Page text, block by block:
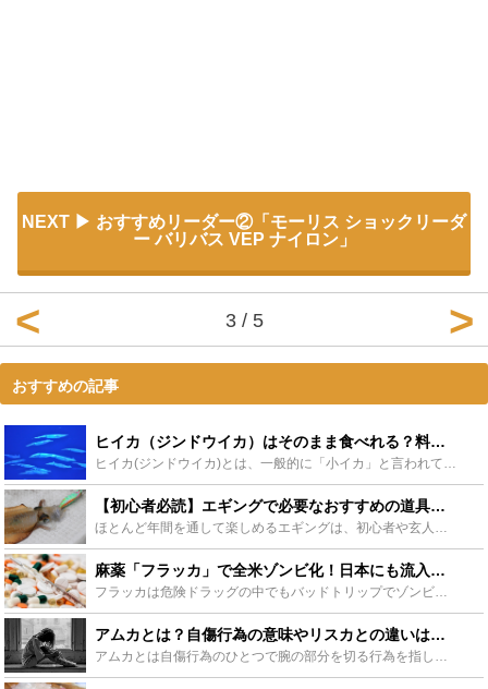
NEXT
おすすめリーダー②「モーリス ショックリーダ
ー バリバス VEP ナイロン」
3 / 5
おすすめの記事
ヒイカ（ジンドウイカ）はそのまま食べれる？料理や釣り方を紹介します - Leisurego(レジャーゴー)
ヒイカ(ジンドウイカ)とは、一般的に「小イカ」と言われています。この名前は、よく耳にし、また食べたりもしているけど、ヒイカが、どんな生態で、どこに生息しているのか？知っているようで知らない事が多いの...
【初心者必読】エギングで必要なおすすめの道具を元釣具店従業員がご紹介します！ - Leisurego(レジャーゴー)
ほとんど年間を通して楽しめるエギングは、初心者や玄人に限らず広く人気を集めている釣りです。この記事ではこれからエギングを始めたい！という方向けにロッドやリール、エギなどの道具の選び方、そのほか便利な...
麻薬「フラッカ」で全米ゾンビ化！日本にも流入？危険ドラッグの恐怖 - Leisurego(レジャーゴー)
フラッカは危険ドラッグの中でもバッドトリップでゾンビのようになるという曰くつきのドラッグです。フラッカを使うとどうなるのか撮影された実際の動画を紹介しながらフラッカの危険を解説していきます。またフラ...
アムカとは？自傷行為の意味やリスカとの違いは？やめ方や隠し方も紹介！ - Leisurego(レジャーゴー)
アムカとは自傷行為のひとつで腕の部分を切る行為を指します。今回はアムカについて、意味や症状、なぜアムカをするのか心理的な部分などを紹介しながら、リスカとの違いとアムカへの対処法ややめ方、残ってしまっ...